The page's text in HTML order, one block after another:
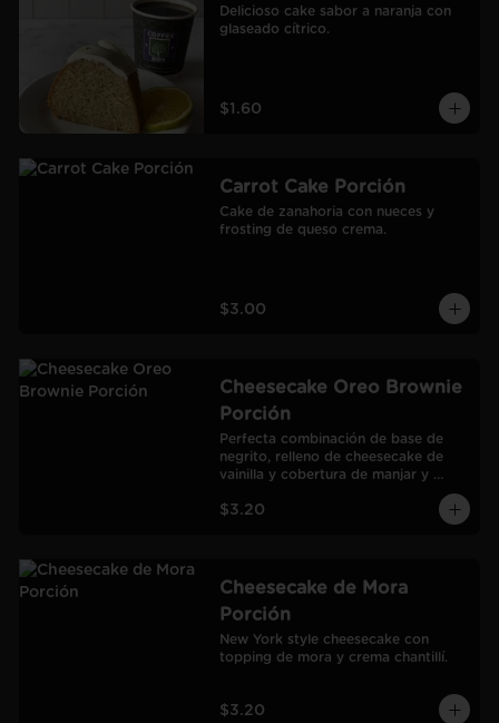
Delicioso cake sabor a naranja con
glaseado cítrico.
$1.60
Carrot Cake Porción
Cake de zanahoria con nueces y
frosting de queso crema.
$3.00
Cheesecake Oreo Brownie
Porción
Perfecta combinación de base de
negrito, relleno de cheesecake de
vainilla y cobertura de manjar y
$3.20
Cheesecake de Mora
Porción
New York style cheesecake con
topping de mora y crema chantillí.
$3.20